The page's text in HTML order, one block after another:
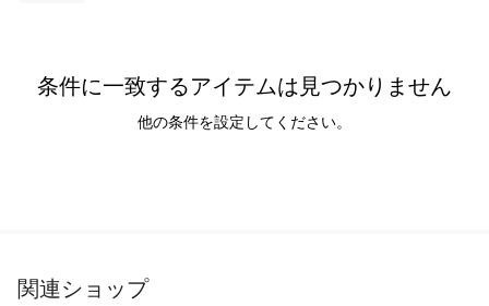
条件に一致するアイテムは見つかりません
他の条件を設定してください。
関連ショップ